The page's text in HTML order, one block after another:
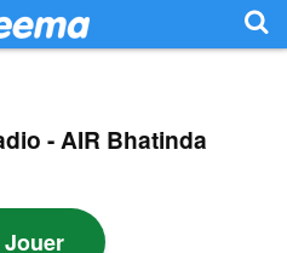
- AIR Bhatinda
Jouer